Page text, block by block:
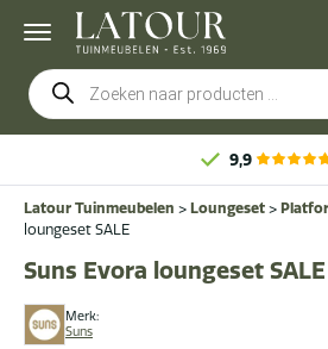
Producten
zoeken
9,9
Latour Tuinmeubelen > Loungeset >
loungeset SALE
Merk:
Suns
Suns Evora loungeset SALE